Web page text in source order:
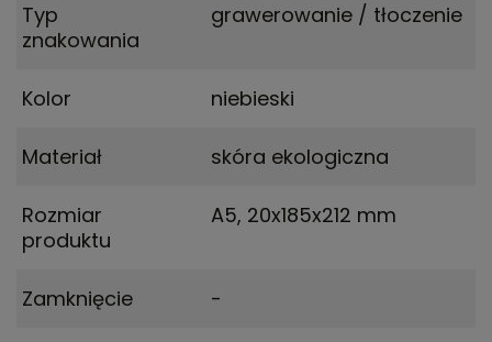
Typ
znakowania
grawerowanie / tłoczenie
Kolor niebieski
Materiał skóra ekologiczna
Rozmiar
produktu
A5, 20x185x212 mm
Zamknięcie -